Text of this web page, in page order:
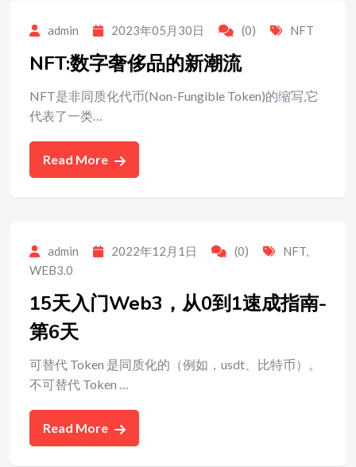
admin 2023年05月30日 (0) NFT
NFT:数字奢侈品的新潮流
NFT是非同质化代币(Non-Fungible Token)的缩写,它
代表了一类…
Read More
admin 2022年12月1日 (0) NFT,
WEB3.0
15天入门Web3，从0到1速成指南-
第6天
可替代 Token 是同质化的（例如，usdt、比特币）。
不可替代 Token …
Read More